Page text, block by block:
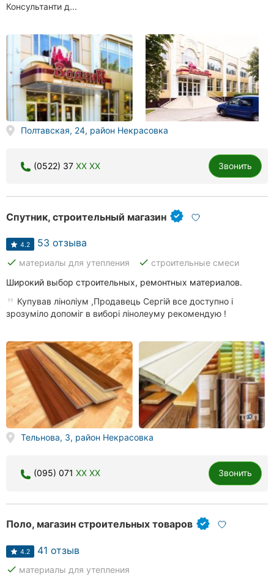
Ужгород
Консультанти д...
Полтавская, 24, район Некрасовка
(0522) 37 XX XX Звонить
Спутник, строительный магазин
4.2 53 отзыва
done материалы для утепления done строительные смеси
Широкий выбор строительных, ремонтных материалов.
Купував ліноліум ,Продавець Сергій все доступно і
зрозуміло допоміг в виборі лінолеуму рекомендую !
Тельнова, 3, район Некрасовка
(095) 071 XX XX Звонить
Поло, магазин строительных товаров
4.2 41 отзыв
done материалы для утепления